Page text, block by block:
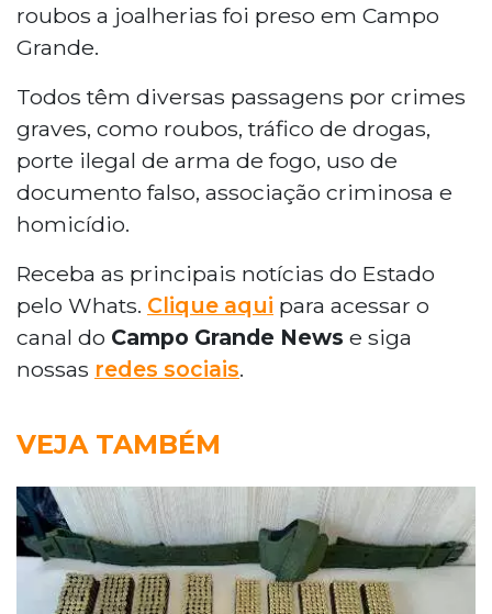
roubos a joalherias foi preso em Campo
Grande.
Todos têm diversas passagens por crimes
graves, como roubos, tráfico de drogas,
porte ilegal de arma de fogo, uso de
documento falso, associação criminosa e
homicídio.
Receba as principais notícias do Estado
pelo Whats. Clique aqui para acessar o
canal do Campo Grande News e siga
nossas redes sociais.
VEJA TAMBÉM